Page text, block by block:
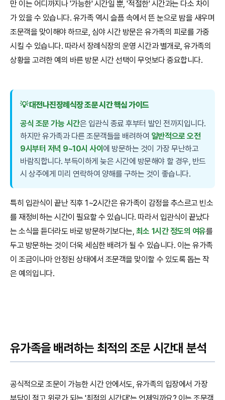
만 이는 어디까지나 '가능한' 시간일 뿐, '적절한' 시간과는 다소 차이
가 있을 수 있습니다. 유가족 역시 슬픔 속에서 뜬 눈으로 밤을 새우며
조문객을 맞이해야 하므로, 심야 시간 방문은 유가족의 피로를 가중
시킬 수 있습니다. 따라서 장례식장의 운영 시간과 별개로, 유가족의
상황을 고려한 예의 바른 방문 시간 선택이 무엇보다 중요합니다.
💡 대전나진장례식장 조문 시간 핵심 가이드
공식 조문 가능 시간은 입관식 종료 후부터 발인 전까지 입니다.
하지만 유가족과 다른 조문객들을 배려하여 일반적으로 오전
9시부터 저녁 9~10시 사이에 방문하는 것이 가장 무난하고
바람직합니다. 부득이하게 늦은 시간에 방문해야 할 경우, 반드
시 상주에게 미리 연락하여 양해를 구하는 것이 좋습니다.
특히 입관식이 끝난 직후 1~2시간은 유가족이 감정을 추스르고 빈소
를 재정비하는 시간이 필요할 수 있습니다. 따라서 입관식이 끝났다
는 소식을 듣더라도 바로 방문하기보다는, 최소 1시간 정도의 여유를
두고 방문하는 것이 더욱 세심한 배려가 될 수 있습니다. 이는 유가족
이 조금이나마 안정된 상태에서 조문객을 맞이할 수 있도록 돕는 작
은 예의입니다.
유가족을 배려하는 최적의 조문 시간대 분석
공식적으로 조문이 가능한 시간 안에서도, 유가족의 입장에서 가장